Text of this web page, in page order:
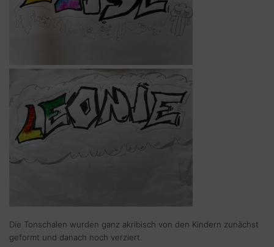
Die Tonschalen wurden ganz akribisch von den Kindern zunächst
geformt und danach noch verziert.